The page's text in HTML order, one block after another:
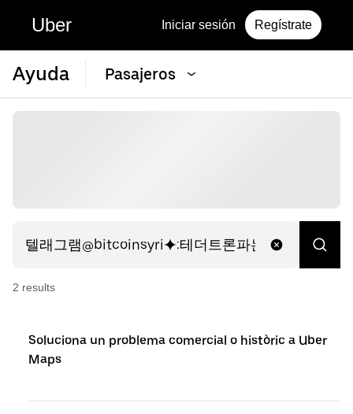
Uber Iniciar sesión Regístrate
Ayuda Pasajeros
2 results
Soluciona un problema comercial o històric a Uber
Maps